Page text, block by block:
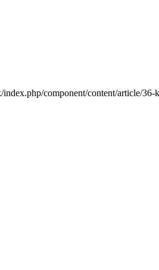
component/content/article/